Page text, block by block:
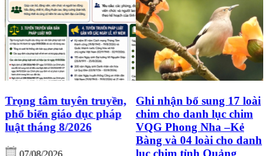
Trọng tâm tuyên truyền,
phổ biến giáo dục pháp
luật tháng 8/2026
07/08/2026
Ghi nhận bổ sung 17 loài
chim cho danh lục chim
VQG Phong Nha –Kẻ
Bàng và 04 loài cho danh
lục chim tỉnh Quảng